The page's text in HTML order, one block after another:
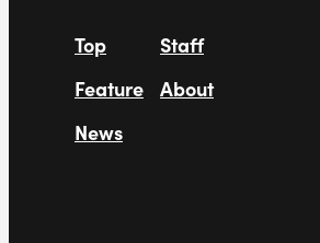
Top
Feature
News
Staff
About